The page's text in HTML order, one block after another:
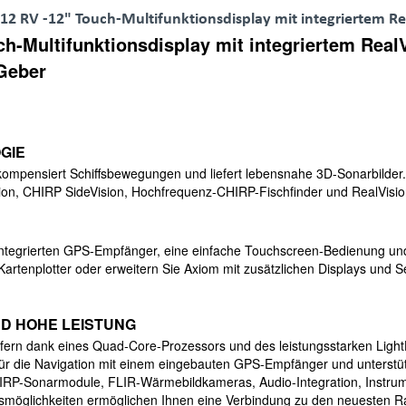
RV -12" Touch-Multifunktionsdisplay mit integriertem
Multifunktionsdisplay mit integriertem
Schiffsbewegungen und liefert lebensnahe 3D-Sonarbilder.
CHIRP SideVision, Hochfrequenz-CHIRP-Fischfinder und
GPS-Empfänger, eine einfache Touchscreen-Bedienung
oder erweitern Sie Axiom mit zusätzlichen Displays und
HOHE LEISTUNG
dank eines Quad-Core-Prozessors und des leistungsstarken
die Navigation mit einem eingebauten GPS-Empfänger und
Sonarmodule, FLIR-Wärmebildkameras, Audio-Integration,
ermöglichen Ihnen eine Verbindung zu den neuesten